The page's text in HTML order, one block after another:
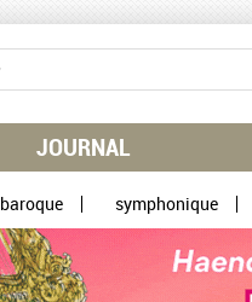
JOURNAL
baroque symphonique